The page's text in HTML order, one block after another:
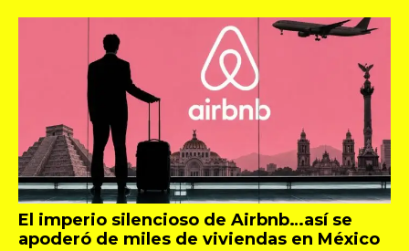
El imperio silencioso de Airbnb…así se
apoderó de miles de viviendas en México